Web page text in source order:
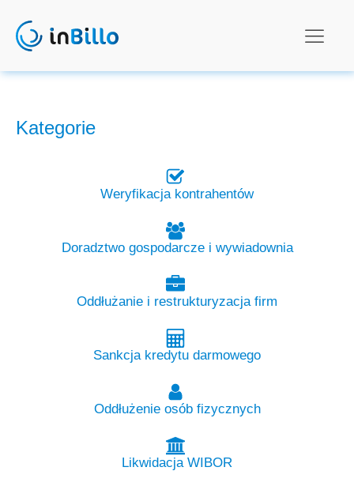
Kategorie
Weryfikacja kontrahentów
Doradztwo gospodarcze i wywiadownia
Oddłużanie i restrukturyzacja firm
Sankcja kredytu darmowego
Oddłużenie osób fizycznych
Likwidacja WIBOR